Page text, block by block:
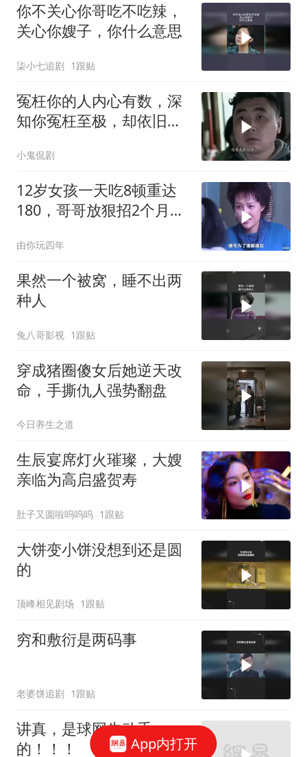
你不关心你哥吃不吃辣，
关心你嫂子，你什么意思
柒小七追剧 1跟贴
冤枉你的人内心有数，深
知你冤枉至极，却依旧选
小鬼侃剧
12岁女孩一天吃8顿重达
180，哥哥放狠招2个月瘦
由你玩四年
果然一个被窝，睡不出两
种人
兔八哥影视 1跟贴
穿成猪圈傻女后她逆天改
命，手撕仇人强势翻盘
今日养生之道
生辰宴席灯火璀璨，大嫂
亲临为高启盛贺寿
肚子又圆啦呜呜呜 1跟贴
大饼变小饼没想到还是圆
的
顶峰相见剧场 1跟贴
穷和敷衍是两码事
老婆饼追剧 1跟贴
讲真，是球网先动手
的！！！
App内打开